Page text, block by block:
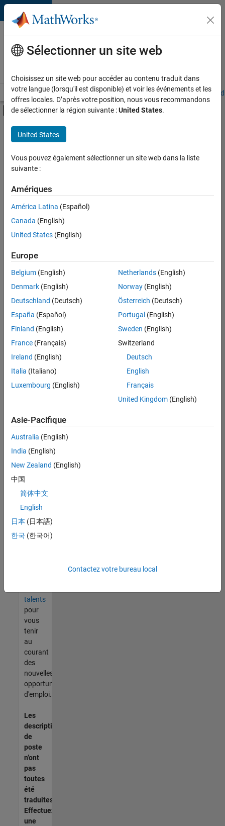
Passer au contenu
Votre
carrière
chez
Accueil Explorer nos opportunités Adresses de nos bureaux
Activer/désactiver l'affichage du menu
Contenu principal
FILTRER PAR
Programme destiné aux nouvelles carrières (EDG)
Applications et outils commerciaux
Infrastructure et architecture
Actuellement,
aucune
offre
d'emploi
correspondant
à vos
critères
de
recherche.
Vous
pouvez
élargir
votre
recherche
ou
afficher
l’ensemble
d'emploi.
malgré
tout
vous
trouvez
pas
d'offre
corresponde
à vos
talents
pour
vous
tenir
au
courant
des
nouvelles
opportunités
d'emploi.
Les
descriptions
de
poste
n’ont
pas
toutes
été
traduites.
Effectuez
une
Sélectionner un site web
Choisissez un site web pour accéder au contenu traduit dans
votre langue (lorsqu'il est disponible) et voir les événements et les
offres locales. D’après votre position, nous vous recommandons
de sélectionner la région suivante :United States.
United States
Vous pouvez également sélectionner un site web dans la liste
suivante :
Amériques
América Latina (Español)
Canada (English)
United States (English)
Europe
Belgium (English)
Denmark (English)
Deutschland (Deutsch)
España (Español)
Finland (English)
France (Français)
Ireland (English)
Italia (Italiano)
Luxembourg (English)
Netherlands(English)
Norway(English)
Österreich (Deutsch)
Portugal (English)
Sweden (English)
Switzerland
Deutsch
English
Français
United Kingdom(English)
Asie-Pacifique
Australia (English)
India (English)
New Zealand (English)
中国
简体中文
English
日本 (日本語)
한국 (한국어)
Contactez votre bureau local